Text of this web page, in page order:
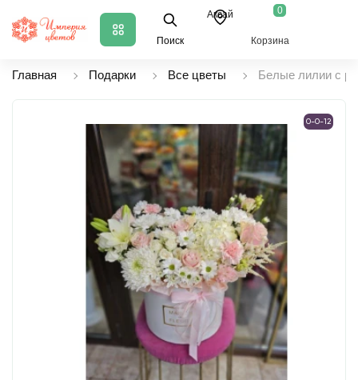
Поиск
Аксай 0
Корзина
Главная Подарки Все цветы Белые лилии с
0-0-12